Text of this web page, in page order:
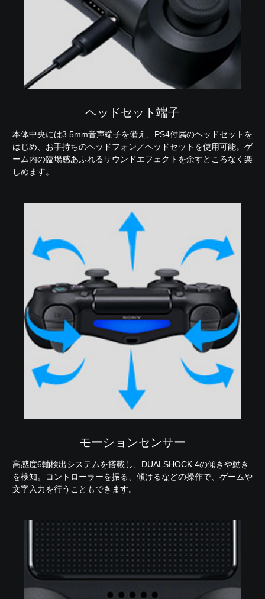
ヘッドセット端子
本体中央には3.5mm音声端子を備え、PS4付属のヘッドセットを
はじめ、お手持ちのヘッドフォン／ヘッドセットを使用可能。ゲ
ーム内の臨場感あふれるサウンドエフェクトを余すところなく楽
しめます。
モーションセンサー
高感度6軸検出システムを搭載し、DUALSHOCK 4の傾きや動き
を検知。コントローラーを振る、傾けるなどの操作で、ゲームや
文字入力を行うこともできます。